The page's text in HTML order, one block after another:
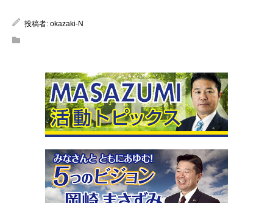
投稿者: okazaki-N